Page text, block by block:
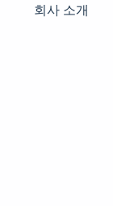
회사 소개